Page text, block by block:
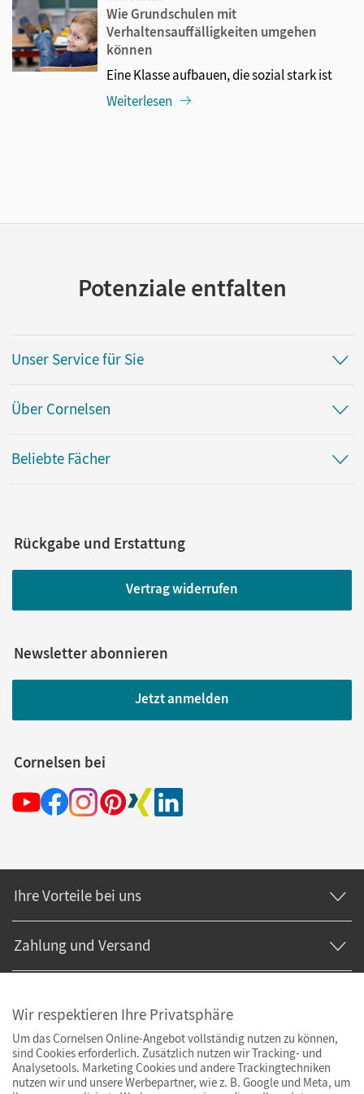
Wie Grundschulen mit
Verhaltensauffälligkeiten umgehen
können
Eine Klasse aufbauen, die sozial stark ist
Weiterlesen
Potenziale entfalten
Unser Service für Sie
Über Cornelsen
Beliebte Fächer
Rückgabe und Erstattung
Vertrag widerrufen
Newsletter abonnieren
Jetzt anmelden
Cornelsen bei
Ihre Vorteile bei uns
Zahlung und Versand
Wir respektieren Ihre Privatsphäre
Um das Cornelsen Online-Angebot vollständig nutzen zu können,
sind Cookies erforderlich. Zusätzlich nutzen wir Tracking- und
Analysetools. Marketing Cookies und andere Trackingtechniken
nutzen wir und unsere Werbepartner, wie z. B. Google und Meta, um